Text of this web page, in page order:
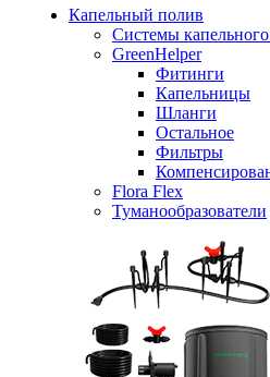
Капельный полив
Системы
GreenHelper
Фитинги
Капельницы
Шланги
Остальное
Фильтры
Flora Flex
Туманообразователи